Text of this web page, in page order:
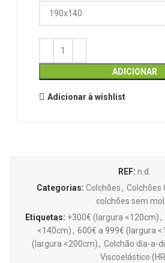
ADICIONAR
Adicionar à wishlist
REF: n.d.
Categorias: Colchões, Colchões
colchões sem
Etiquetas: +300€ (largura <120cm),
<140cm), 600€ a 999€ (largura
(largura <200cm), Colchão dia-a-
Viscoelástico